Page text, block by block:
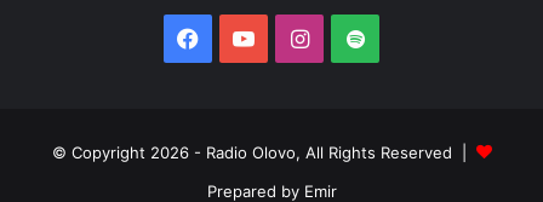
Facebook
YouTubeInstagram
Spotify
© Copyright 2026 - Radio Olovo, All Rights Reserved |
Prepared by Emir